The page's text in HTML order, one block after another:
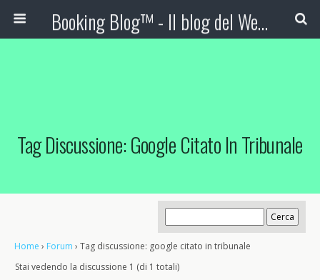
Booking Blog™ - Il blog del Web Marketing Turistico
Tag Discussione: Google Citato In Tribunale
Home › Forum › Tag discussione: google citato in tribunale
Stai vedendo la discussione 1 (di 1 totali)